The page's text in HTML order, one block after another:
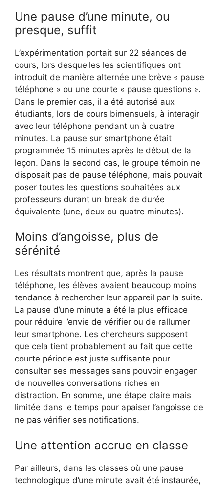
Une pause d’une minute, ou
presque, suffit
L’expérimentation portait sur 22 séances de
cours, lors desquelles les scientifiques ont
introduit de manière alternée une brève « pause
téléphone » ou une courte « pause questions ».
Dans le premier cas, il a été autorisé aux
étudiants, lors de cours bimensuels, à interagir
avec leur téléphone pendant un à quatre
minutes. La pause sur smartphone était
programmée 15 minutes après le début de la
leçon. Dans le second cas, le groupe témoin ne
disposait pas de pause téléphone, mais pouvait
poser toutes les questions souhaitées aux
professeurs durant un break de durée
équivalente (une, deux ou quatre minutes).
Moins d’angoisse, plus de
sérénité
Les résultats montrent que, après la pause
téléphone, les élèves avaient beaucoup moins
tendance à rechercher leur appareil par la suite.
La pause d’une minute a été la plus efficace
pour réduire l’envie de vérifier ou de rallumer
leur smartphone. Les chercheurs supposent
que cela tient probablement au fait que cette
courte période est juste suffisante pour
consulter ses messages sans pouvoir engager
de nouvelles conversations riches en
distraction. En somme, une étape claire mais
limitée dans le temps pour apaiser l’angoisse de
ne pas vérifier ses notifications.
Une attention accrue en classe
Par ailleurs, dans les classes où une pause
technologique d’une minute avait été instaurée,